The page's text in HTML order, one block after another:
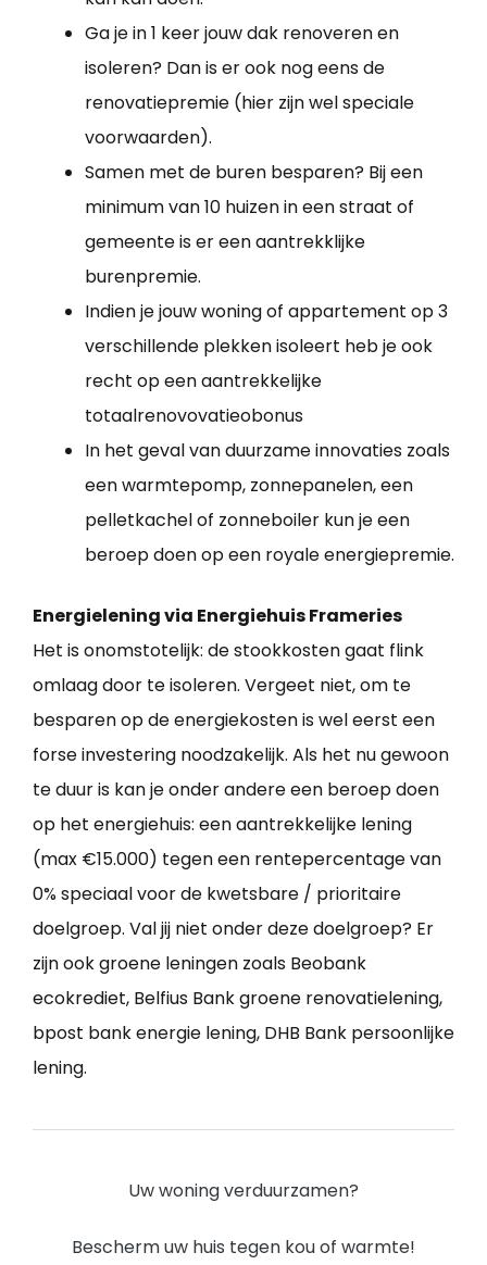
Ga je in 1 keer jouw dak renoveren en
isoleren? Dan is er ook nog eens de
renovatiepremie (hier zijn wel speciale
voorwaarden).
Samen met de buren besparen? Bij een
minimum van 10 huizen in een straat of
gemeente is er een aantrekklijke
burenpremie.
Indien je jouw woning of appartement op 3
verschillende plekken isoleert heb je ook
recht op een aantrekkelijke
totaalrenovovatieobonus
In het geval van duurzame innovaties zoals
een warmtepomp, zonnepanelen, een
pelletkachel of zonneboiler kun je een
beroep doen op een royale energiepremie.
Energielening via Energiehuis Frameries
Het is onomstotelijk: de stookkosten gaat flink
omlaag door te isoleren. Vergeet niet, om te
besparen op de energiekosten is wel eerst een
forse investering noodzakelijk. Als het nu gewoon
te duur is kan je onder andere een beroep doen
op het energiehuis: een aantrekkelijke lening
(max €15.000) tegen een rentepercentage van
0% speciaal voor de kwetsbare / prioritaire
doelgroep. Val jij niet onder deze doelgroep? Er
zijn ook groene leningen zoals Beobank
ecokrediet, Belfius Bank groene renovatielening,
bpost bank energie lening, DHB Bank persoonlijke
lening.
Uw woning verduurzamen?
Bescherm uw huis tegen kou of warmte!